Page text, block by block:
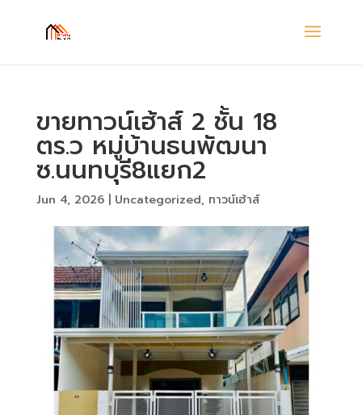
ขายทาวน์เฮ้าส์ 2 ชั้น 18
ตร.ว หมู่บ้านธนพัฒนา
ซ.นนทบุรี8แยก2
Jun 4, 2026| Uncategorized, ทาวน์เฮ้าส์